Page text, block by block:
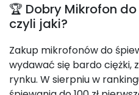
🏆 Dobry Mikrofon
czyli jaki?
Zakup mikrofonów do
wydawać się bardo ciężki,
rynku. W sierpniu w